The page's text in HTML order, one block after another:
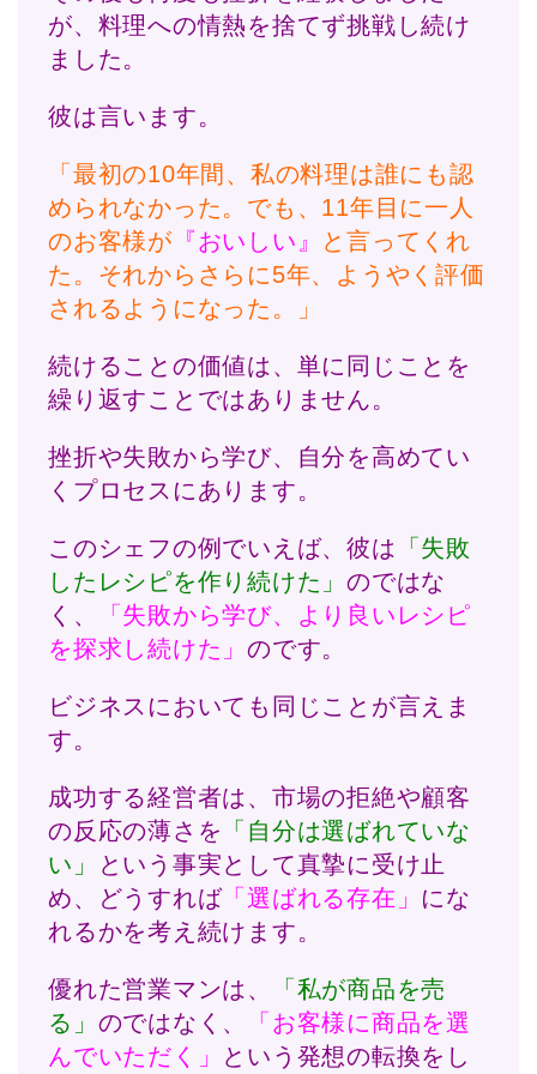
が、料理への情熱を捨てず挑戦し続け
ました。
彼は言います。
「最初の10年間、私の料理は誰にも認
められなかった。でも、11年目に一人
のお客様が 『おいしい』
と言ってくれ
た。それからさらに5年、ようやく評価
されるようになった。」
続けることの価値は、単に同じことを
繰り返すことではありません。
挫折や失敗から学び、自分を高めてい
くプロセスにあります。
このシェフの例でいえば、彼は
「失敗
したレシピを作り続けた」のではな
く、
「失敗から学び、より良いレシピ
を探求し続けた」のです。
ビジネスにおいても同じことが言えま
す。
成功する経営者は、市場の拒絶や顧客
の反応の薄さを
「自分は選ばれていな
い」
という事実として真摯に受け止
め、どうすれば「選ばれる存在」 にな
れるかを考え続けます。
優れた営業マンは、
「私が商品を売
る」 のではなく、
「お客様に商品を選
んでいただく」
という発想の転換をし